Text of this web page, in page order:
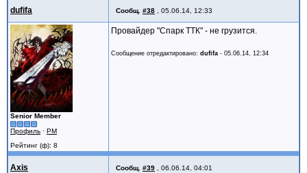
dufifa Сообщ. #38 05.06.14, 12:33
Senior Member
Профиль · PM
Рейтинг (ф): 8
Провайдер "Спарк ТТК" - не грузится.
Сообщение отредактировано: dufifa - 05.06.14, 12:34
Axis Сообщ. #39 06.06.14, 04:01